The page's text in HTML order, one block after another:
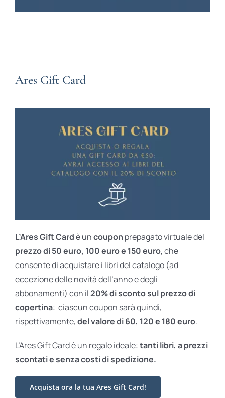
Ares Gift Card
L’Ares Gift Cardè uncoupon prepagato virtuale del
prezzo di 50 euro, 100 euro e 150 euro, che
consente di acquistare i libri del catalogo (ad
eccezione delle novità dell’anno e degli
abbonamenti) con il20% di sconto sul prezzo di
copertina: ciascun coupon sarà quindi,
rispettivamente,del valore di 60, 120 e 180 euro.
L’Ares Gift Card è un regalo ideale: tanti libri, a prezzi
scontati esenza costi di spedizione.
Acquista ora la tua Ares Gift Card!